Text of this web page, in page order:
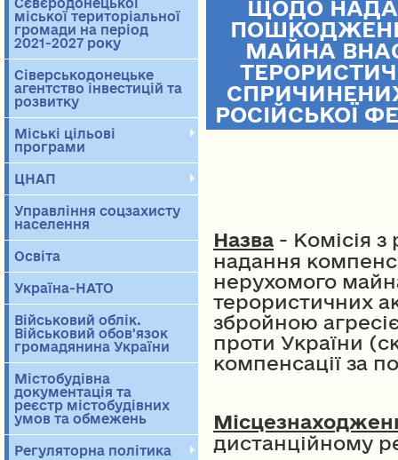
Сєвєродонецької
міської територіальної
громади на період
2021-2027 року
Сіверськодонецьке
агентство інвестицій та
розвитку
Міські цільові
програми
ЦНАП
Управління соцзахисту
населення
Освіта
Україна-НАТО
Військовий облік.
Військовий обов'язок
громадянина України
Містобудівна
документація та
реєстр містобудівних
умов та обмежень
Регуляторна політика
ЩОДО
МАЙНА
РОСІЙСЬКОЇ
Назва - Комісія
надання
нерухомого
терористичних
збройною
проти України
компенсації за
дистанційному